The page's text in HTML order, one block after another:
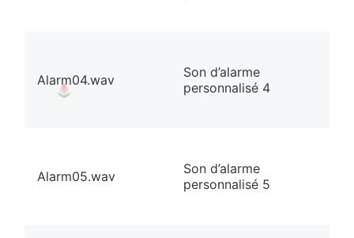
Alarm04.wav
Son d’alarme
personnalisé 4
Alarm05.wav
Son d’alarme
personnalisé 5